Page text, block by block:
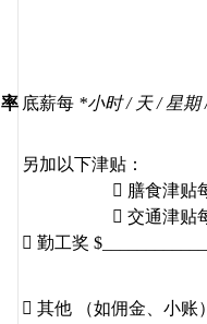
底薪每 *小时 / 天 / 星期
另加以下津贴：
 膳食津贴
 交通津贴
 勤工奖
 其他 （如佣金、小账